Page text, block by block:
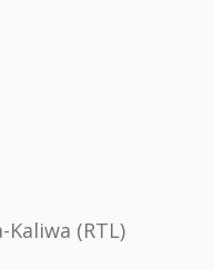
(RTL)